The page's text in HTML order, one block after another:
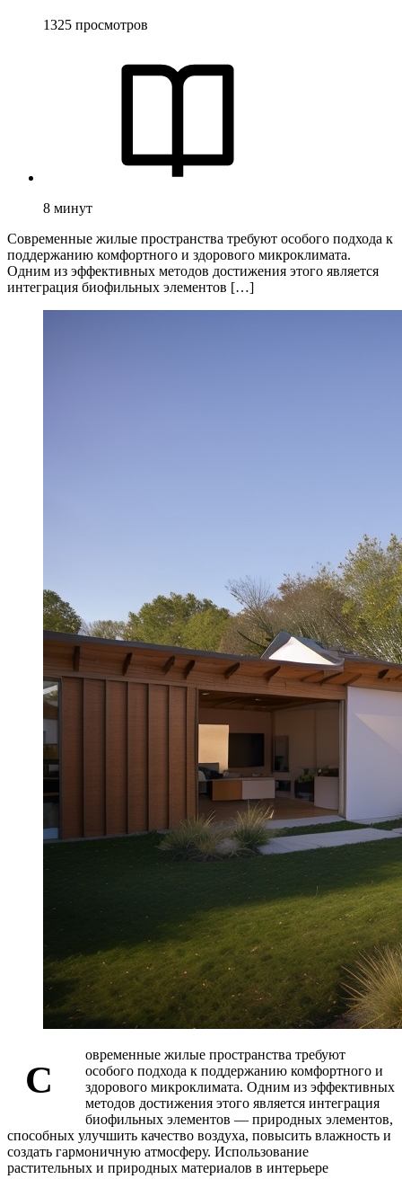
1325 просмотров
8 минут
Современные жилые пространства требуют особого подхода к
поддержанию комфортного и здорового микроклимата.
Одним из эффективных методов достижения этого является
интеграция биофильных элементов […]
С
овременные жилые пространства требуют
особого подхода к поддержанию комфортного и
здорового микроклимата. Одним из эффективных
методов достижения этого является интеграция
биофильных элементов — природных элементов,
способных улучшить качество воздуха, повысить влажность и
создать гармоничную атмосферу. Использование
растительных и природных материалов в интерьере